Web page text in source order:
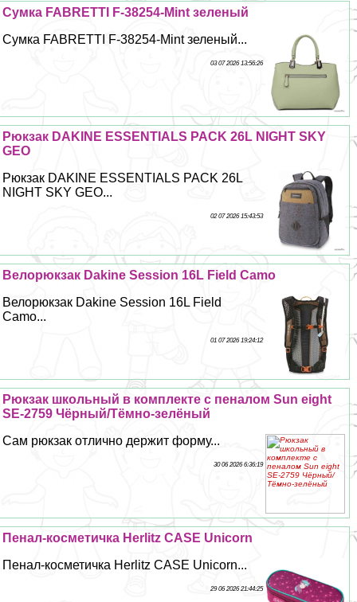
Сумка FABRETTI F-38254-Mint зеленый
Сумка FABRETTI F-38254-Mint зеленый...
03 07 2026 13:56:26
Рюкзак DAKINE ESSENTIALS PACK 26L NIGHT SKY
GEO
Рюкзак DAKINE ESSENTIALS PACK 26L
NIGHT SKY GEO...
02 07 2026 15:43:53
Велорюкзак Dakine Session 16L Field Camo
Велорюкзак Dakine Session 16L Field
Camo...
01 07 2026 19:24:12
Рюкзак школьный в комплекте с пеналом Sun eight
SE-2759 Чёрный/Тёмно-зелёный
Сам рюкзак отлично держит форму...
30 06 2026 6:36:19
Пенал-косметичка Herlitz CASE Unicorn
Пенал-косметичка Herlitz CASE Unicorn...
29 06 2026 21:44:25